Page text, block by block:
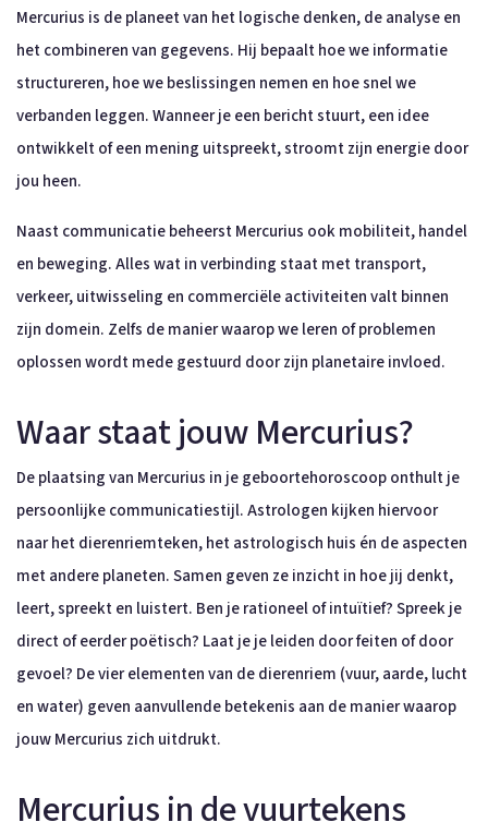
Mercurius is de planeet van het logische denken, de analyse en
het combineren van gegevens. Hij bepaalt hoe we informatie
structureren, hoe we beslissingen nemen en hoe snel we
verbanden leggen. Wanneer je een bericht stuurt, een idee
ontwikkelt of een mening uitspreekt, stroomt zijn energie door
jou heen.
Naast communicatie beheerst Mercurius ook mobiliteit, handel
en beweging. Alles wat in verbinding staat met transport,
verkeer, uitwisseling en commerciële activiteiten valt binnen
zijn domein. Zelfs de manier waarop we leren of problemen
oplossen wordt mede gestuurd door zijn planetaire invloed.
Waar staat jouw Mercurius?
De plaatsing van Mercurius in je geboortehoroscoop onthult je
persoonlijke communicatiestijl. Astrologen kijken hiervoor
naar het dierenriemteken, het astrologisch huis én de aspecten
met andere planeten. Samen geven ze inzicht in hoe jij denkt,
leert, spreekt en luistert. Ben je rationeel of intuïtief? Spreek je
direct of eerder poëtisch? Laat je je leiden door feiten of door
gevoel? De vier elementen van de dierenriem (vuur, aarde, lucht
en water) geven aanvullende betekenis aan de manier waarop
jouw Mercurius zich uitdrukt.
Mercurius in de vuurtekens